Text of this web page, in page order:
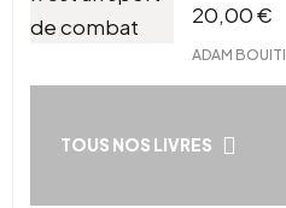
20,00€
ADAM BOUITI
TOUS NOS LIVRES